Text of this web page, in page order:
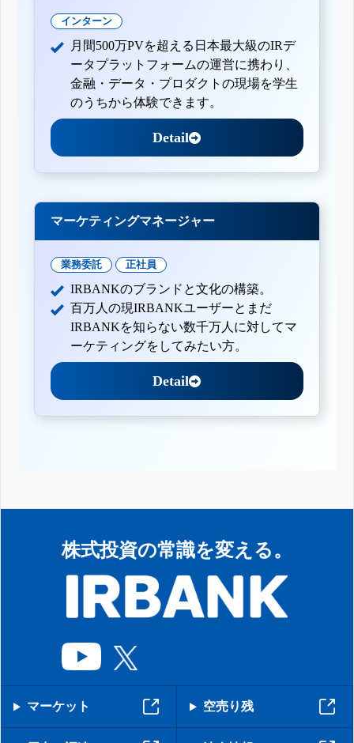
インターン
月間500万PVを超える日本最大級のIRデ
ータプラットフォームの運営に携わり、
金融・データ・プロダクトの現場を学生
のうちから体験できます。
Detail
マーケティングマネージャー
業務委託 正社員
IRBANKのブランドと文化の構築。
百万人の現IRBANKユーザーとまだ
IRBANKを知らない数千万人に対してマ
ーケティングをしてみたい方。
Detail
株式投資の常識を変える。
マーケット 空売り残